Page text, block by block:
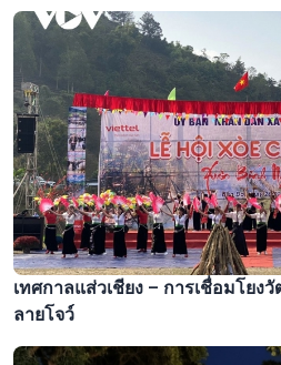
เทศกาลแส่วเชียง – การเชื่อมโยง
ลายโจว์